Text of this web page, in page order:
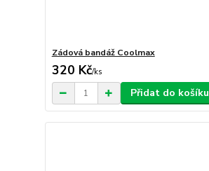
Zádová bandáž Coolmax
320 Kč/ks
Přidat do košíku